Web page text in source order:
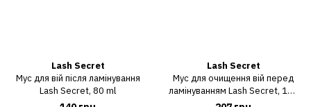
Lash Secret
Мус для вій після ламінування
Lash Secret, 80 ml
Lash Secret
Мус для очищення вій перед
ламінуванням Lash Secret, 150
мл